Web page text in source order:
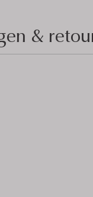
&